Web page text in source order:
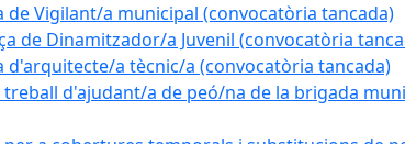
Vigilant/a municipal (convocatòria tancada)
de Dinamitzador/a Juvenil (convocatòria
a tècnic/a (convocatòria tancada)
d'ajudant/a de peó/na de la brigada